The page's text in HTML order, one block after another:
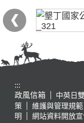
:::
政風信箱
中英日
策
維護與管理規範
明
網站資料開放